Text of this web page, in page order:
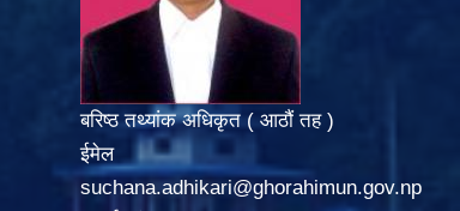
बरिष्ठ तथ्यांक अधिकृत ( आठौं तह )
ईमेल
suchana.adhikari@ghorahimun.gov.np